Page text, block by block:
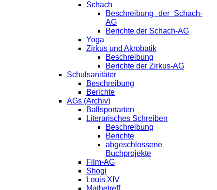
Schach
Beschreibung der Schach-
AG
Berichte der Schach-AG
Yoga
Zirkus und Akrobatik
Beschreibung
Berichte der Zirkus-AG
Schulsanitäter
Beschreibung
Berichte
AGs (Archiv)
Ballsportarten
Literarisches Schreiben
Beschreibung
Berichte
abgeschlossene
Buchprojekte
Film-AG
Shogi
Louis XIV
Mathetreff